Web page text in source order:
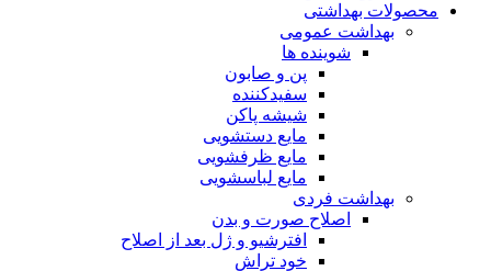
محصولات بهداشتی
بهداشت عمومی
شوینده ها
پن و صابون
سفیدکننده
شیشه پاکن
مایع دستشویی
مایع ظرفشویی
مایع لباسشویی
بهداشت فردی
اصلاح صورت و بدن
افترشیو و ژل بعد از اصلاح
خود تراش